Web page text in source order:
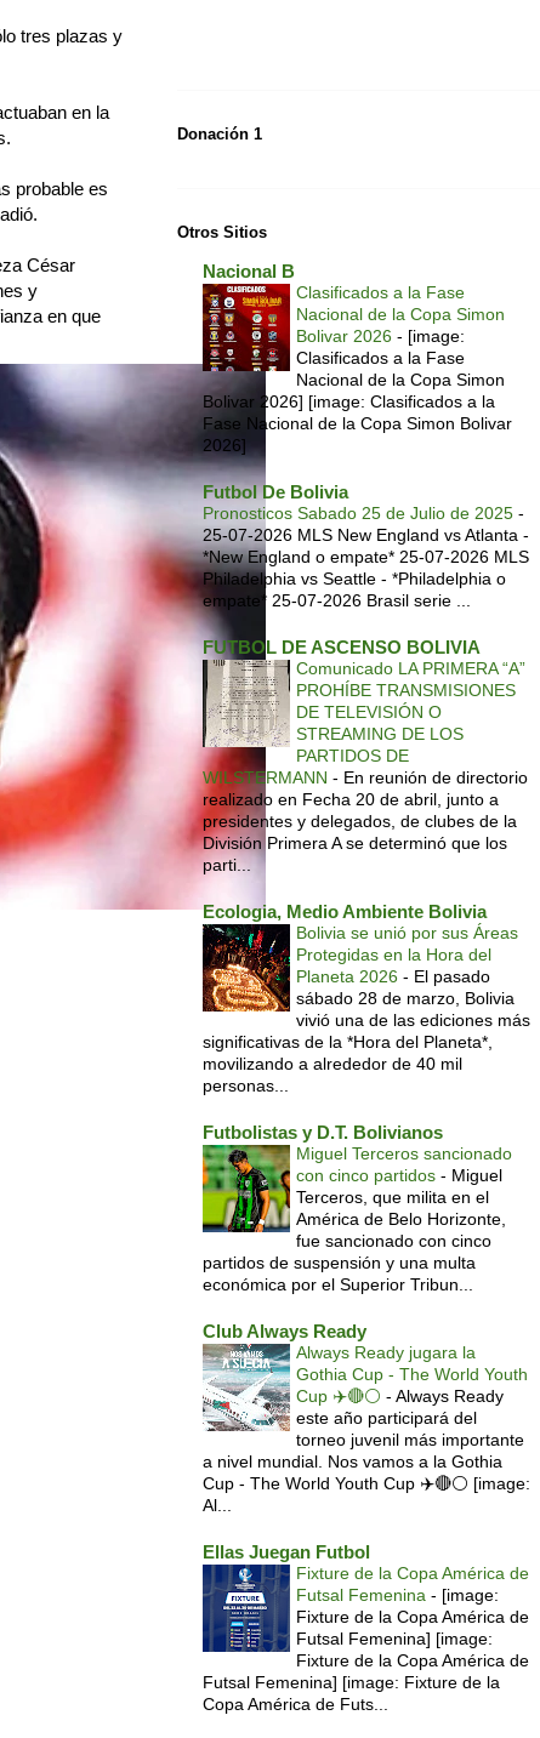
tres plazas y
en la
probable es
César
y
en que
Donación 1
Otros Sitios
Nacional B
Clasificados a la Fase
Nacional de la Copa Simon
Bolivar 2026 - [image:
Clasificados a la Fase
Nacional de la Copa Simon
Bolivar 2026] [image: Clasificados a la
Fase Nacional de la Copa Simon Bolivar
2026]
Futbol De Bolivia
Pronosticos Sabado 25 de Julio de 2025 -
25-07-2026 MLS New England vs Atlanta -
*New England o empate* 25-07-2026 MLS
Philadelphia vs Seattle - *Philadelphia o
empate* 25-07-2026 Brasil serie ...
FUTBOL DE ASCENSO BOLIVIA
Comunicado LA PRIMERA “A”
PROHÍBE TRANSMISIONES
DE TELEVISIÓN O
STREAMING DE LOS
PARTIDOS DE
WILSTERMANN - En reunión de directorio
realizado en Fecha 20 de abril, junto a
presidentes y delegados, de clubes de la
División Primera A se determinó que los
parti...
Ecologia, Medio Ambiente Bolivia
Bolivia se unió por sus Áreas
Protegidas en la Hora del
Planeta 2026 - El pasado
sábado 28 de marzo, Bolivia
vivió una de las ediciones más
significativas de la *Hora del Planeta*,
movilizando a alrededor de 40 mil
personas...
Futbolistas y D.T. Bolivianos
Miguel Terceros sancionado
con cinco partidos - Miguel
Terceros, que milita en el
América de Belo Horizonte,
fue sancionado con cinco
partidos de suspensión y una multa
económica por el Superior Tribun...
Club Always Ready
Always Ready jugara la
Gothia Cup - The World Youth
Cup ✈️🔴⚪️ - Always Ready
este año participará del
torneo juvenil más importante
a nivel mundial. Nos vamos a la Gothia
Cup - The World Youth Cup ✈️🔴⚪️ [image:
Al...
Ellas Juegan Futbol
Fixture de la Copa América de
Futsal Femenina - [image:
Fixture de la Copa América de
Futsal Femenina] [image:
Fixture de la Copa América de
Futsal Femenina] [image: Fixture de la
Copa América de Futs...